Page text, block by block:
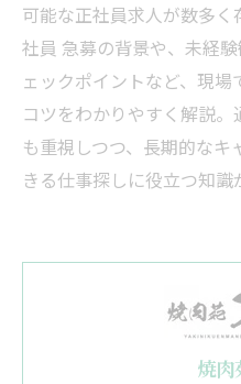
可能な正社員求人が数多
社員 急募の背景や、未経
ェックポイントなど、現
コツをわかりやすく解説
も重視しつつ、長期的な
きる仕事探しに役立つ知識
焼肉